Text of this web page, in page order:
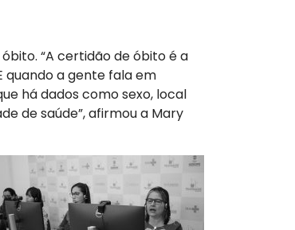
“A certidão de óbito é a
quando a gente fala em
há dados como sexo, local
de saúde”, afirmou a Mary